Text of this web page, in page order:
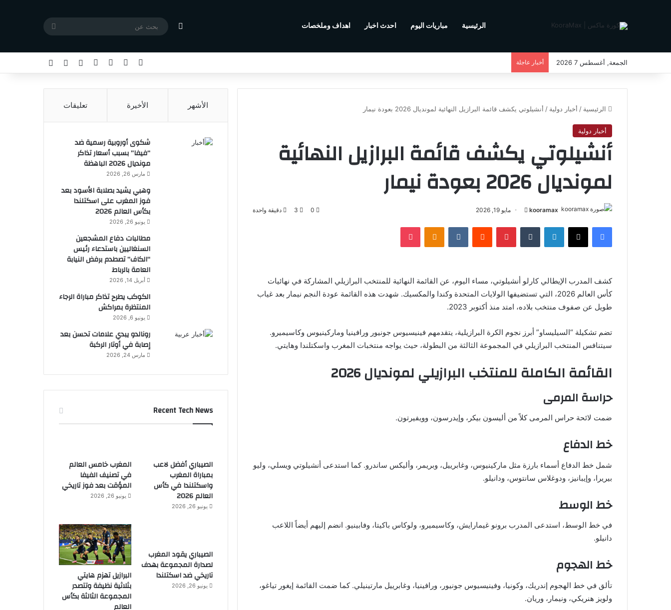
الرئيسية مباريات اليوم احدث اخبار اهداف وملخصات مقال عشوائي
بحث
الجمعة, أغسطس 7 2026 أخبار عاجلة فيسبوك يوتيوب انستقرامتسجيل الدخول
مقال عشوائي
الرئيسية / أخبار دولية / أنشيلوتي يكشف قائمة البرازيل النهائية لمونديال 2026 بعودة نيمار
أخبار دولية
أنشيلوتي يكشف قائمة البرازيل النهائية
لمونديال 2026 بعودة نيمار
kooramax
ل
ي
د
ا
ك
ر
و
ا
مايو 19, 2026 0
3 دقيقة واحدة
فيسبوك لينكدإن بينتيريست
كشف المدرب الإيطالي كارلو أنشيلوتي، مساء اليوم، عن القائمة النهائية للمنتخب البرازيلي المشاركة في نهائيات
كأس العالم 2026، التي تستضيفها الولايات المتحدة وكندا والمكسيك. شهدت هذه القائمة عودة النجم نيمار بعد غياب
طويل عن صفوف منتخب بلاده، امتد منذ أكتوبر 2023.
تضم تشكيلة “السيليساو” أبرز نجوم الكرة البرازيلية، يتقدمهم فينيسيوس جونيور ورافينيا وماركينيوس وكاسيميرو.
سيتنافس المنتخب البرازيلي في المجموعة الثالثة من البطولة، حيث يواجه منتخبات المغرب واسكتلندا وهايتي.
القائمة الكاملة للمنتخب البرازيلي لمونديال 2026
حراسة المرمى
ضمت لائحة حراس المرمى كلاً من أليسون بيكر، وإيدرسون، وويفيرتون.
خط الدفاع
شمل خط الدفاع أسماء بارزة مثل ماركينيوس، وغابرييل، وبريمر، وأليكس ساندرو. كما استدعى أنشيلوتي ويسلي، وليو
بيريرا، وإيبانيز، ودوغلاس سانتوس، ودانيلو.
خط الوسط
في خط الوسط، استدعى المدرب برونو غيمارايش، وكاسيميرو، ولوكاس باكيتا، وفابينيو. انضم إليهم أيضاً اللاعب
دانيلو.
خط الهجوم
تألق في خط الهجوم إندريك، وكونيا، وفينيسيوس جونيور، ورافينيا، وغابرييل مارتينيلي. كما ضمت القائمة إيغور تياغو،
ولويز هنريكي، ونيمار، وريان.
الأشهر الأخيرة تعليقات
شكوى أوروبية رسمية ضد
“فيفا” بسبب أسعار تذاكر
مونديال 2026 الباهظة
مارس 26, 2026
وهبي يشيد بصلابة الأسود بعد
فوز المغرب على اسكتلندا
بكأس العالم 2026
يونيو 26, 2026
مطالبات دفاع المشجعين
السنغاليين باستدعاء رئيس
“الكاف” تصطدم برفض النيابة
العامة بالرباط
أبريل 14, 2026
الكوكب يطرح تذاكر مباراة الرجاء
المنتظرة بمراكش
يونيو 6, 2026
رونالدو يبدي علامات تحسن بعد
إصابة في أوتار الركبة
مارس 24, 2026
Recent Tech News
الصيباري أفضل لاعب
بمباراة المغرب
واسكتلندا في كأس
العالم 2026
يونيو 26, 2026
المغرب خامس العالم
في تصنيف الفيفا
المؤقت بعد فوز تاريخي
يونيو 26, 2026
الصيباري يقود المغرب
لصدارة المجموعة بهدف
تاريخي ضد اسكتلندا
يونيو 26, 2026
البرازيل تهزم هايتي
بثلاثية نظيفة وتتصدر
المجموعة الثالثة بكأس
العالم